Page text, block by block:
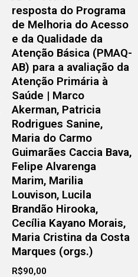
resposta do Programa
de Melhoria do Acesso
e da Qualidade da
Atenção Básica (PMAQ-
AB) para a avaliação da
Atenção Primária à
Saúde | Marco
Akerman, Patricia
Rodrigues Sanine,
Maria do Carmo
Guimarães Caccia Bava,
Felipe Alvarenga
Marim, Marilia
Louvison, Lucila
Brandão Hirooka,
Cecília Kayano Morais,
Maria Cristina da Costa
Marques (orgs.)
R$90,00